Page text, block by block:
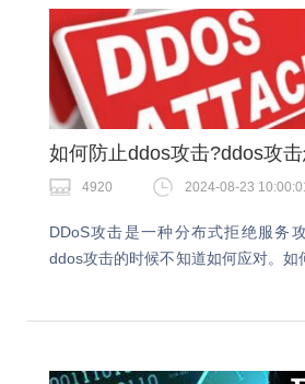
如何防止ddos攻击?ddos攻
4920 2024-08-23
DDoS攻击是一种分布式拒绝服务
ddos攻击的时候不知道如何应对。如